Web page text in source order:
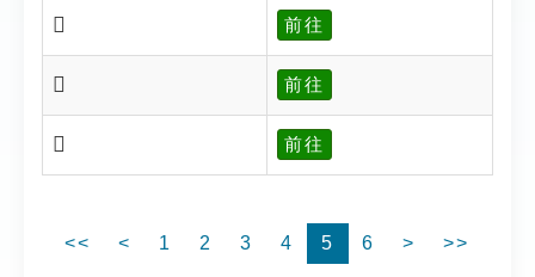
𠕧 前往
𠕨 前往
𠕩 前往
<< < 1 2 3 4 5 6 > >>